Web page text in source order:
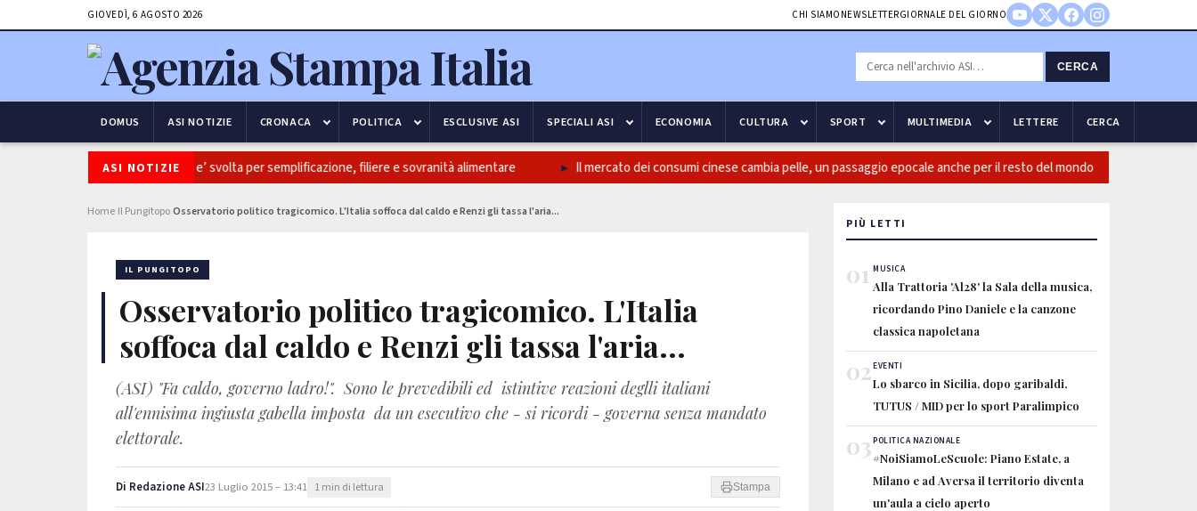
GIOVEDÌ, 6 AGOSTO 2026 CHI SIAMO NEWSLETTERGIORNALE DEL GIORNO
CERCA
DOMUS ASI NOTIZIE CRONACA POLITICA ESCLUSIVE ASI SPECIALI ASI ECONOMIA CULTURA SPORT MULTIMEDIA LETTERE CERCA
ASI NOTIZIE
Coldiretti, ok Camera e’ svolta per semplificazione, filiere e sovranità alimentare Il mercato dei consumi cinese cambia pelle, un passaggio epocale anche per il resto del mondo
Home Il PungitopoOsservatorio politico tragicomico. L'Italia soffoca dal caldo e Renzi gli tassa l'aria...
IL PUNGITOPO
Osservatorio politico tragicomico. L'Italia
soffoca dal caldo e Renzi gli tassa l'aria...
(ASI) "Fa caldo, governo ladro!". Sono le prevedibili ed istintive reazioni deglli italiani
all'ennisima ingiusta gabella imposta da un esecutivo che - si ricordi - governa senza mandato
elettorale.
Di Redazione ASI23 Luglio 2015 – 13:41 1 min di lettura Stampa
PIÙ LETTI
01 MUSICA
Alla Trattoria 'Al28' la Sala della musica,
ricordando Pino Daniele e la canzone
classica napoletana
02EVENTI
Lo sbarco in Sicilia, dopo garibaldi,
TUTUS / MID per lo sport Paralimpico
03POLITICA NAZIONALE
#NoiSiamoLeScuole: Piano Estate, a
Milano e ad Aversa il territorio diventa
un'aula a cielo aperto